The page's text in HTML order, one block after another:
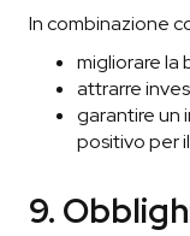
In combinazione
migliorare la
attrarre
garantire un
positivo per
9.